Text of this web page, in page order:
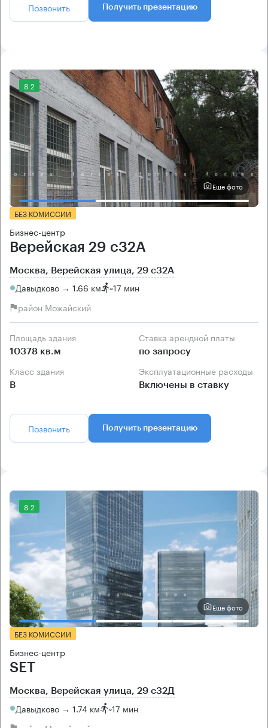
Позвонить Получить презентацию
8.2
Еще фото
БЕЗ КОМИССИИ
Бизнес-центр
Верейская 29 с32А
Москва, Верейская улица, 29 с32А
Давыдково → 1.66 км ~17 мин
район Можайский
Площадь здания
10378 кв.м
Ставка арендной платы
по запросу
Класс здания
B
Эксплуатационные расходы
Включены в ставку
Позвонить Получить презентацию
8.2
Еще фото
БЕЗ КОМИССИИ
Бизнес-центр
SET
Москва, Верейская улица, 29 с32Д
Давыдково → 1.74 км ~17 мин